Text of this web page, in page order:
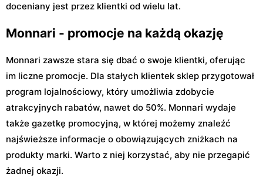
doceniany jest przez klientki od wielu lat.
Monnari - promocje na każdą okazję
Monnari zawsze stara się dbać o swoje klientki, oferując
im liczne promocje. Dla stałych klientek sklep przygotował
program lojalnościowy, który umożliwia zdobycie
atrakcyjnych rabatów, nawet do 50%. Monnari wydaje
także gazetkę promocyjną, w której możemy znaleźć
najświeższe informacje o obowiązujących zniżkach na
produkty marki. Warto z niej korzystać, aby nie przegapić
żadnej okazji.